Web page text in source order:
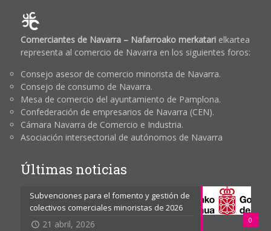
Comerciantes de Navarra – Nafarroako merkatarielkartea
representa al comercio de Navarra en los siguientes foros:
Consejo asesor de comercio minorista de Navarra.
Consejo de consumo de Navarra.
Mesa de comercio del ayuntamiento de Pamplona.
Confederación de empresarios de Navarra (CEN).
Cámara Navarra de Comercio e Industria.
Asociación intersectorial de autónomos de Navarra
Últimas noticias
0
Subvenciones para el fomento y gestión de
colectivos comerciales minoristas de 2026
21 abril, 2026